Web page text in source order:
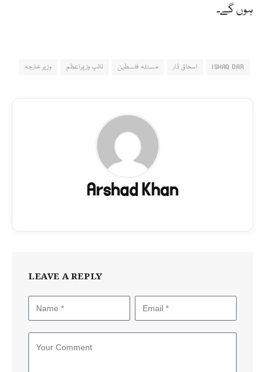
ہوں گے۔
ISHAQ DAR اسحاق ڈار مسئلہ فلسطین نائب وزیراعظم وزیر خارجہ
Arshad Khan
LEAVE A REPLY